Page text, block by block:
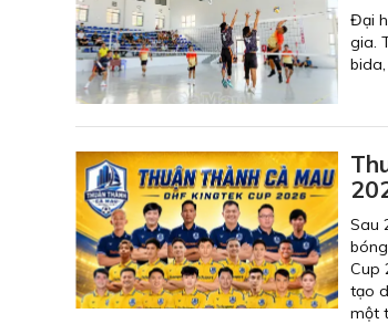
Đại
gia.
Sau
Cup
tạo
một